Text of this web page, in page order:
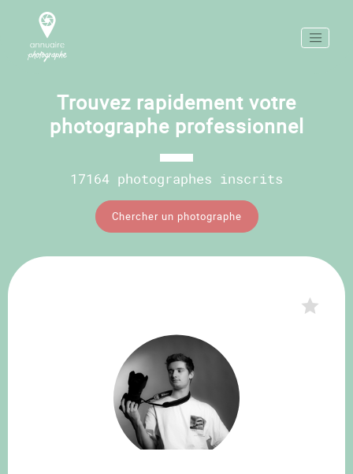
Trouvez rapidement votre
photographe professionnel
17164 photographes inscrits
Chercher un photographe